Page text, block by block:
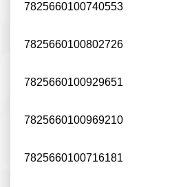
7825660100740553
7825660100802726
7825660100929651
7825660100969210
7825660100716181